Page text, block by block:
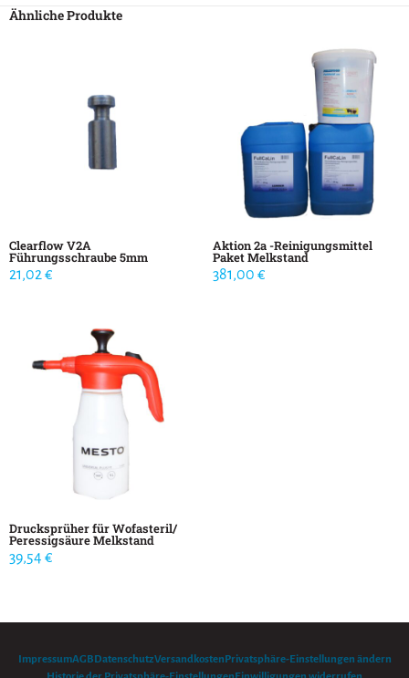
Ähnliche Produkte
Clearflow V2A
Führungsschraube 5mm
21,02€
Aktion 2a -Reinigungsmittel
Paket Melkstand
381,00 €
Drucksprüher für Wofasteril/
Peressigsäure Melkstand
39,54 €
ImpressumAGBDatenschutzVersandkostenPrivatsphäre-Einstellungen ändern